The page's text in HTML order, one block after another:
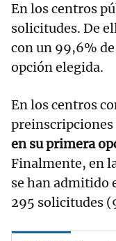
En los centros
solicitudes. De
con un 99,6%
opción elegida.
En los centros
en su primera
Finalmente, en
se han admitido
295 solicitudes